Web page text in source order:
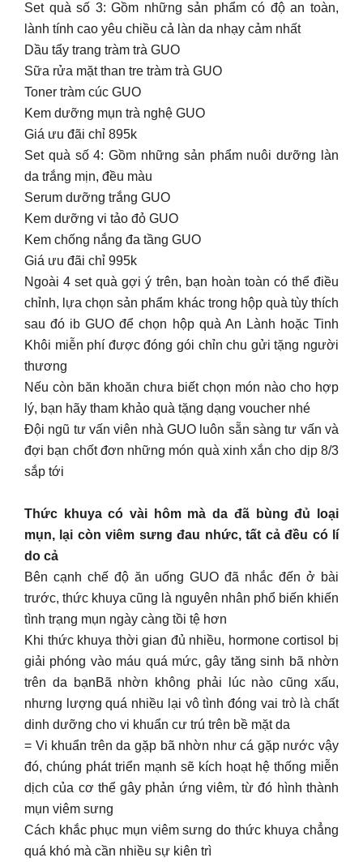
Set quà số 3: Gồm những sản phẩm có độ an toàn,
lành tính cao yêu chiều cả làn da nhạy cảm nhất
Dầu tẩy trang tràm trà GUO
Sữa rửa mặt than tre tràm trà GUO
Toner tràm cúc GUO
Kem dưỡng mụn trà nghệ GUO
Giá ưu đãi chỉ 895k
Set quà số 4: Gồm những sản phẩm nuôi dưỡng làn
da trắng mịn, đều màu
Serum dưỡng trắng GUO
Kem dưỡng vi tảo đỏ GUO
Kem chống nắng đa tầng GUO
Giá ưu đãi chỉ 995k
Ngoài 4 set quà gợi ý trên, bạn hoàn toàn có thể điều
chỉnh, lựa chọn sản phẩm khác trong hộp quà tùy thích
sau đó ib GUO để chọn hộp quà An Lành hoặc Tinh
Khôi miễn phí được đóng gói chỉn chu gửi tặng người
thương
Nếu còn băn khoăn chưa biết chọn món nào cho hợp
lý, bạn hãy tham khảo quà tặng dạng voucher nhé
Đội ngũ tư vấn viên nhà GUO luôn sẵn sàng tư vấn và
đợi bạn chốt đơn những món quà xinh xắn cho dịp 8/3
sắp tới
Thức khuya có vài hôm mà da đã bùng đủ loại
mụn, lại còn viêm sưng đau nhức, tất cả đều có lí
do cả
Bên cạnh chế độ ăn uống GUO đã nhắc đến ở bài
trước, thức khuya cũng là nguyên nhân phổ biến khiến
tình trạng mụn ngày càng tồi tệ hơn
Khi thức khuya thời gian đủ nhiều, hormone cortisol bị
giải phóng vào máu quá mức, gây tăng sinh bã nhờn
trên da bạnBã nhờn không phải lúc nào cũng xấu,
nhưng lượng quá nhiều lại vô tình đóng vai trò là chất
dinh dưỡng cho vi khuẩn cư trú trên bề mặt da
= Vi khuẩn trên da gặp bã nhờn như cá gặp nước vậy
đó, chúng phát triển mạnh sẽ kích hoạt hệ thống miễn
dịch của cơ thể gây phản ứng viêm, từ đó hình thành
mụn viêm sưng
Cách khắc phục mụn viêm sưng do thức khuya chẳng
quá khó mà cần nhiều sự kiên trì